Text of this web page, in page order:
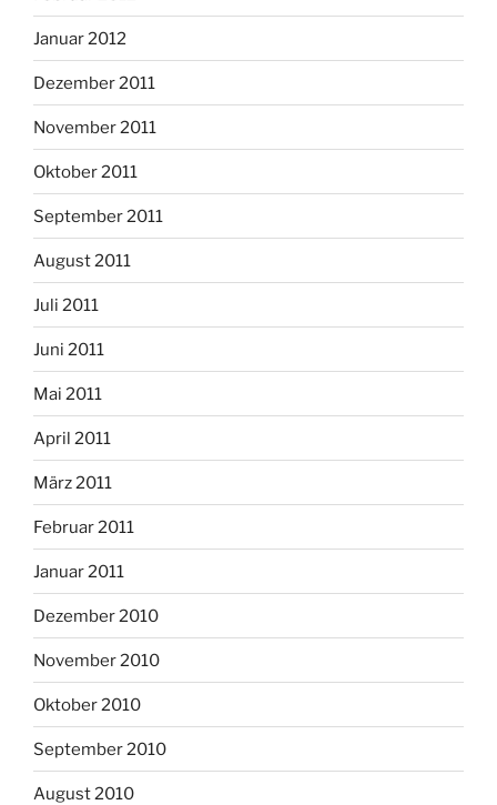
Januar 2012
Dezember 2011
November 2011
Oktober 2011
September 2011
August 2011
Juli 2011
Juni 2011
Mai 2011
April 2011
März 2011
Februar 2011
Januar 2011
Dezember 2010
November 2010
Oktober 2010
September 2010
August 2010